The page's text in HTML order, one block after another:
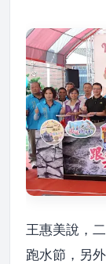
王惠美說，
跑水節，另